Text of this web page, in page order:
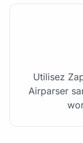
Utilisez
Airparser